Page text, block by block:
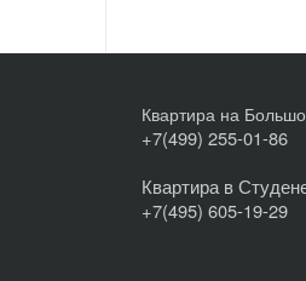
Квартира на
+7(499) 255-01-86
Квартира в
+7(495) 605-19-29